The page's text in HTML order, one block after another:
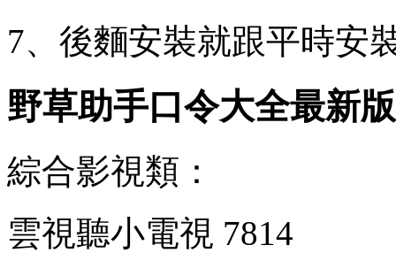
7、後麵安裝就跟平時安
野草助手口令大全最新版
綜合影視類：
雲視聽小電視 7814